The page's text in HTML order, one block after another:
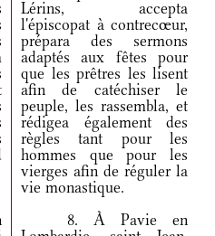
Lérins, accepta
l'épiscopat à contrecœur,
prépara des sermons
adaptés aux fêtes pour
que les prêtres les lisent
afin de catéchiser le
peuple, les rassembla, et
rédigea également des
règles tant pour les
hommes que pour les
vierges afin de réguler la
vie monastique.
8. À Pavie en